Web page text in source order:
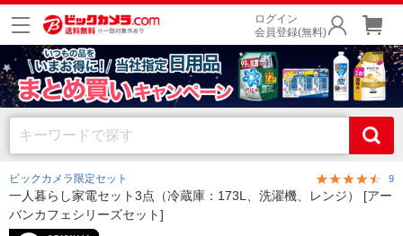
ログイン
会員登録(無料)
ビックカメラ限定セット 9
一人暮らし家電セット3点（冷蔵庫：173L、洗濯機、レンジ） [アー
バンカフェシリーズセット]